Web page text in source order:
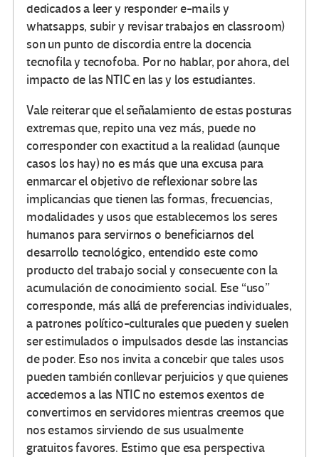
dedicados a leer y responder e-mails y
whatsapps, subir y revisar trabajos en classroom)
son un punto de discordia entre la docencia
tecnofila y tecnofoba. Por no hablar, por ahora, del
impacto de las NTIC en las y los estudiantes.
Vale reiterar que el señalamiento de estas posturas
extremas que, repito una vez más, puede no
corresponder con exactitud a la realidad (aunque
casos los hay) no es más que una excusa para
enmarcar el objetivo de reflexionar sobre las
implicancias que tienen las formas, frecuencias,
modalidades y usos que establecemos los seres
humanos para servirnos o beneficiarnos del
desarrollo tecnológico, entendido este como
producto del trabajo social y consecuente con la
acumulación de conocimiento social. Ese “uso”
corresponde, más allá de preferencias individuales,
a patrones político-culturales que pueden y suelen
ser estimulados o impulsados desde las instancias
de poder. Eso nos invita a concebir que tales usos
pueden también conllevar perjuicios y que quienes
accedemos a las NTIC no estemos exentos de
convertirnos en servidores mientras creemos que
nos estamos sirviendo de sus usualmente
gratuitos favores. Estimo que esa perspectiva